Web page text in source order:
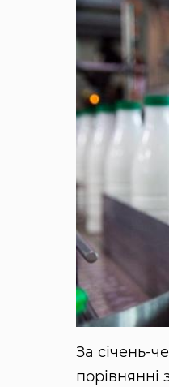
За січень-
порівнянні